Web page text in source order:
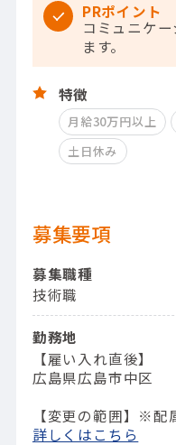
PRポイント
コミュニケ
ます。
特徴
月給30万円以上
土日休み
募集要項
募集職種
技術職
勤務地
【雇い入れ直後】
広島県広島市中区
【変更の範囲】※配
詳しくはこちら